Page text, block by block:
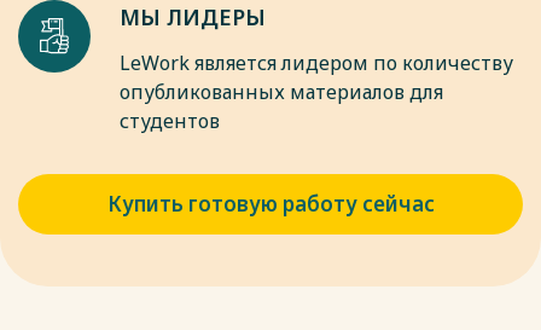
МЫ ЛИДЕРЫ
LeWork является лидером по количеству
опубликованных материалов для
студентов
Купить готовую работу сейчас